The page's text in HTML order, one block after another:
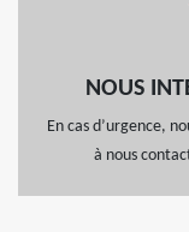
NOUS
En cas d’urgence,
à nous